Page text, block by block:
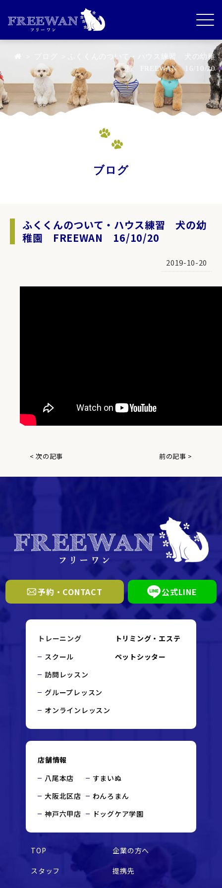
＞ふくくんのついて・ハウス練習 犬の幼稚
園 FREEWAN 16/10/20
ブログ
ふくくんのついて・ハウス練習 犬の幼
稚園 FREEWAN 16/10/20
2019-10-20
< 次の記事 前の記事 >
予約・CONTACT 公式LINE
トレーニング
スクール
訪問レッスン
グループレッスン
オンラインレッスン
トリミング・エステ
ペットシッター
店舗情報
八尾本店
大阪北区店
神戸六甲店
すまいぬ
わんろまん
ドッグケア学園
TOP 企業の方へ
スタッフ 提携先